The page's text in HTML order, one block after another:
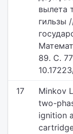
вылета
гильзы
89. С.
17
Minkov
two-
ignition